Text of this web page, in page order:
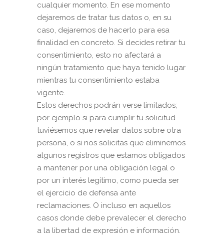
cualquier momento. En ese momento
dejaremos de tratar tus datos o, en su
caso, dejaremos de hacerlo para esa
finalidad en concreto. Si decides retirar tu
consentimiento, esto no afectará a
ningún tratamiento que haya tenido lugar
mientras tu consentimiento estaba
vigente.
Estos derechos podrán verse limitados;
por ejemplo si para cumplir tu solicitud
tuviésemos que revelar datos sobre otra
persona, o si nos solicitas que eliminemos
algunos registros que estamos obligados
a mantener por una obligación legal o
por un interés legítimo, como pueda ser
el ejercicio de defensa ante
reclamaciones. O incluso en aquellos
casos donde debe prevalecer el derecho
a la libertad de expresión e información.